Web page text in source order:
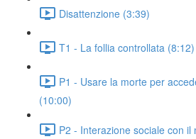
Disattenzione (3:39)
T1 - La follia controllata (8:12)
P1 - Usare la morte per
(10:00)
P2 - Interazione sociale con il